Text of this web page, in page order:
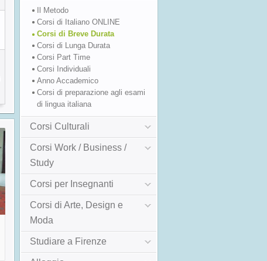
Il Metodo
Corsi di Italiano ONLINE
Corsi di Breve Durata
Corsi di Lunga Durata
Corsi Part Time
Corsi Individuali
Anno Accademico
Corsi di preparazione agli esami
di lingua italiana
Corsi Culturali
Corsi Work / Business /
Study
Corsi per Insegnanti
Corsi di Arte, Design e
Moda
Studiare a Firenze